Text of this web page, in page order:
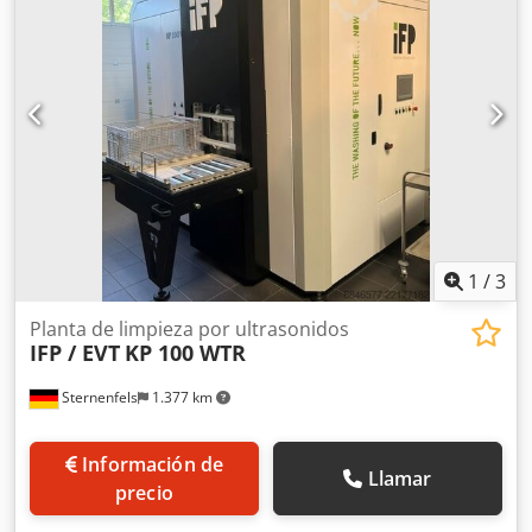
ultrasonido: 2,4 kW Garantía: 12 meses
1 /3
Sternenfels 1.377 km
Planta de limpieza por ultrasonidos
IFP / EVT KP 100 WTR
Información de
precio
Llamar